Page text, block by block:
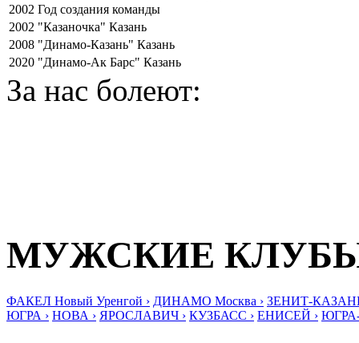
2002 Год создания команды
2002 "Казаночка" Казань
2008 "Динамо-Казань" Казань
2020 "Динамо-Ак Барс" Казань
За нас болеют:
МУЖСКИЕ
ФАКЕЛ Новый Уренгой › ДИНАМО Москва › ЗЕНИТ-
ЮГРА › НОВА › ЯРОСЛАВИЧ › КУЗБАСС › ЕНИСЕЙ ›